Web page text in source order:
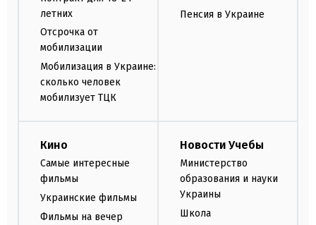
летних
Отсрочка от
мобилизации
Мобилизация в Украине:
сколько человек
мобилизует ТЦК
Пенсия в Украине
Кино
Самые интересные
фильмы
Украинские фильмы
Фильмы на вечер
Новости Учебы
Министерство
образования и науки
Украины
Школа